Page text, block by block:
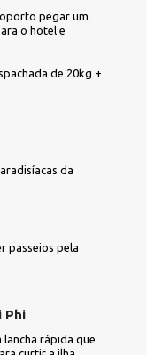
pegar um
o hotel e
de 20kg +
da
passeios pela
Phi
lancha rápida que